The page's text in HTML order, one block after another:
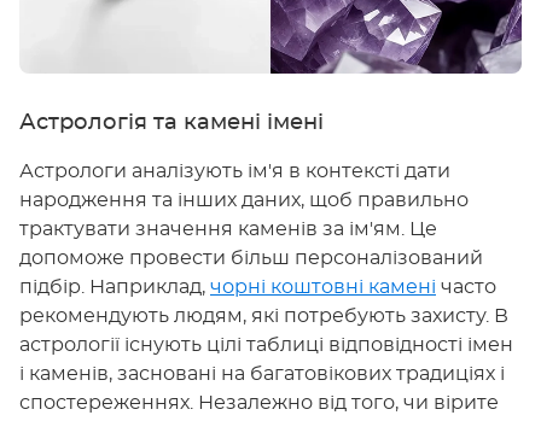
Астрологія та камені імені
Астрологи аналізують ім'я в контексті дати
народження та інших даних, щоб правильно
трактувати значення каменів за ім'ям. Це
допоможе провести більш персоналізований
підбір. Наприклад, чорні коштовні камені часто
рекомендують людям, які потребують захисту. В
астрології існують цілі таблиці відповідності імен
і каменів, засновані на багатовікових традиціях і
спостереженнях. Незалежно від того, чи вірите